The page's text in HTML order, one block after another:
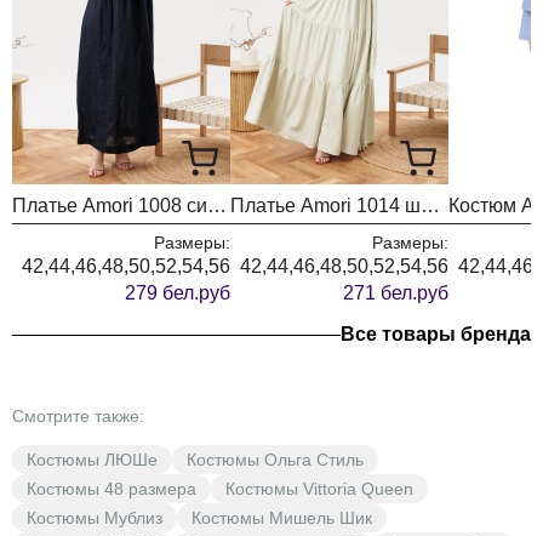
Платье Amori 1008 синий
Размеры:
42,44,46,48,50,52,54,56
279 бел.руб
Платье Amori 1014 шампиньон
Размеры:
42,44,46,48,50,52,54,56
271 бел.руб
Все товары бренда
Смотрите также:
Костюмы ЛЮШе
Костюмы Ольга Стиль
Костюмы 48 размера
Костюмы Vittoria Queen
Костюмы Мублиз
Костюмы Мишель Шик